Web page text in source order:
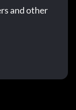
and other